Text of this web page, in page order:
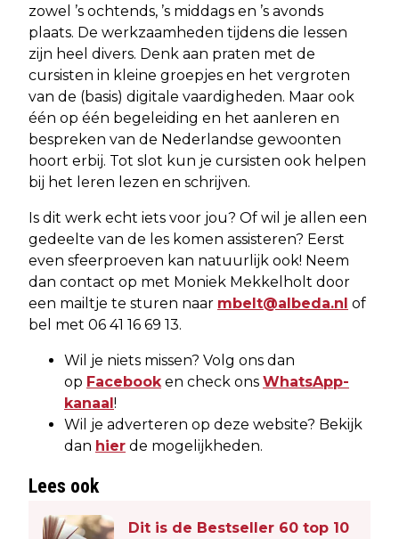
zowel ’s ochtends, ’s middags en ’s avonds
plaats. De werkzaamheden tijdens die lessen
zijn heel divers. Denk aan praten met de
cursisten in kleine groepjes en het vergroten
van de (basis) digitale vaardigheden. Maar ook
één op één begeleiding en het aanleren en
bespreken van de Nederlandse gewoonten
hoort erbij. Tot slot kun je cursisten ook helpen
bij het leren lezen en schrijven.
Is dit werk echt iets voor jou? Of wil je allen een
gedeelte van de les komen assisteren? Eerst
even sfeerproeven kan natuurlijk ook! Neem
dan contact op met Moniek Mekkelholt door
een mailtje te sturen naar mbelt@albeda.nl of
bel met 06 41 16 69 13.
Wil je niets missen? Volg ons dan
op Facebooken check ons WhatsApp-
kanaal !
Wil je adverteren op deze website? Bekijk
dan hier de mogelijkheden.
Lees ook
Dit is de Bestseller 60 top 10